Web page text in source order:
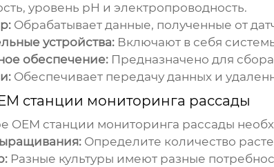
уровень pH и электропроводность.
Обрабатывает данные, полученные от
устройства:Включают в себя
обеспечение:Предназначено для
Обеспечивает передачу данных и
станции мониторинга рассады
OEM станции мониторинга рассады
Определите количество
Разные культуры имеют разные